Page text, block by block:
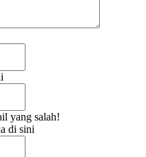
yang salah!
di sini